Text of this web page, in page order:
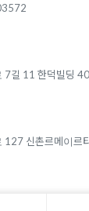
7길 11 한덕빌딩
127 신촌르메이르